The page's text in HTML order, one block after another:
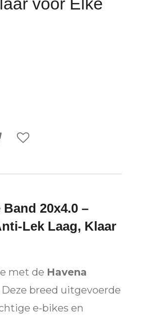
20x4.0 –
Lek Laag, Klaar
met de Havena
breed uitgevoerde
e-bikes en